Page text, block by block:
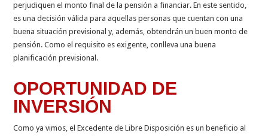
perjudiquen el monto final de la pensión a financiar. En este sentido,
es una decisión válida para aquellas personas que cuentan con una
buena situación previsional y, además, obtendrán un buen monto de
pensión. Como el requisito es exigente, conlleva una buena
planificación previsional.
OPORTUNIDAD DE
INVERSIÓN
Como ya vimos, el Excedente de Libre Disposición es un beneficio al